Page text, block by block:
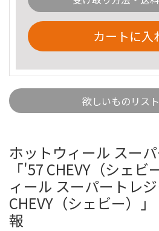
カートに入
欲しいものリス
ホットウィール スー
「'57 CHEVY（シェ
ィール スーパートレ
CHEVY（シェビー）
報